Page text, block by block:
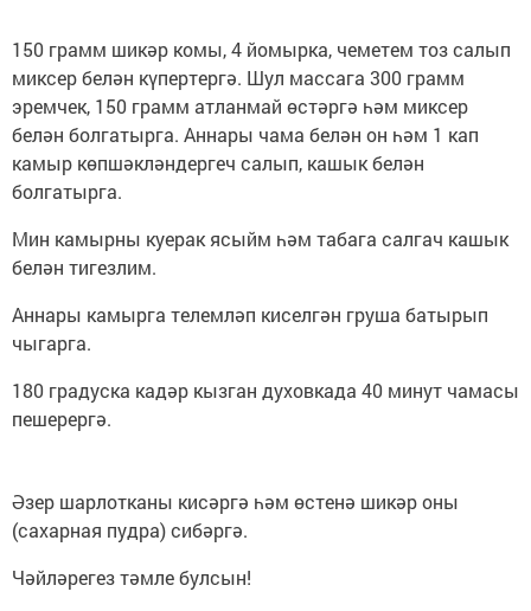
150 грамм шикәр комы, 4 йомырка, чеметем тоз салып
миксер белән күпертергә. Шул массага 300 грамм
эремчек, 150 грамм атланмай өстәргә һәм миксер
белән болгатырга. Аннары чама белән он һәм 1 кап
камыр көпшәкләндергеч салып, кашык белән
болгатырга.
Мин камырны куерак ясыйм һәм табага салгач кашык
белән тигезлим.
Аннары камырга телемләп киселгән груша батырып
чыгарга.
180 градуска кадәр кызган духовкада 40 минут чамасы
пешерергә.
Әзер шарлотканы кисәргә һәм өстенә шикәр оны
(сахарная пудра) сибәргә.
Чәйләрегез тәмле булсын!